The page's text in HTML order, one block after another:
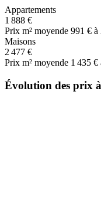
Appartements
1 888 €
Prix m² moyende 991 € à
Maisons
2 477 €
Prix m² moyende 1 435 €
Évolution des prix